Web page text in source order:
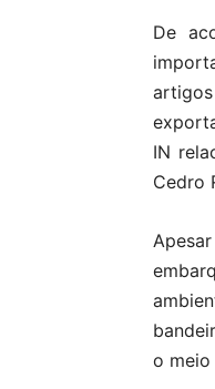
De
IN
Cedro
o meio